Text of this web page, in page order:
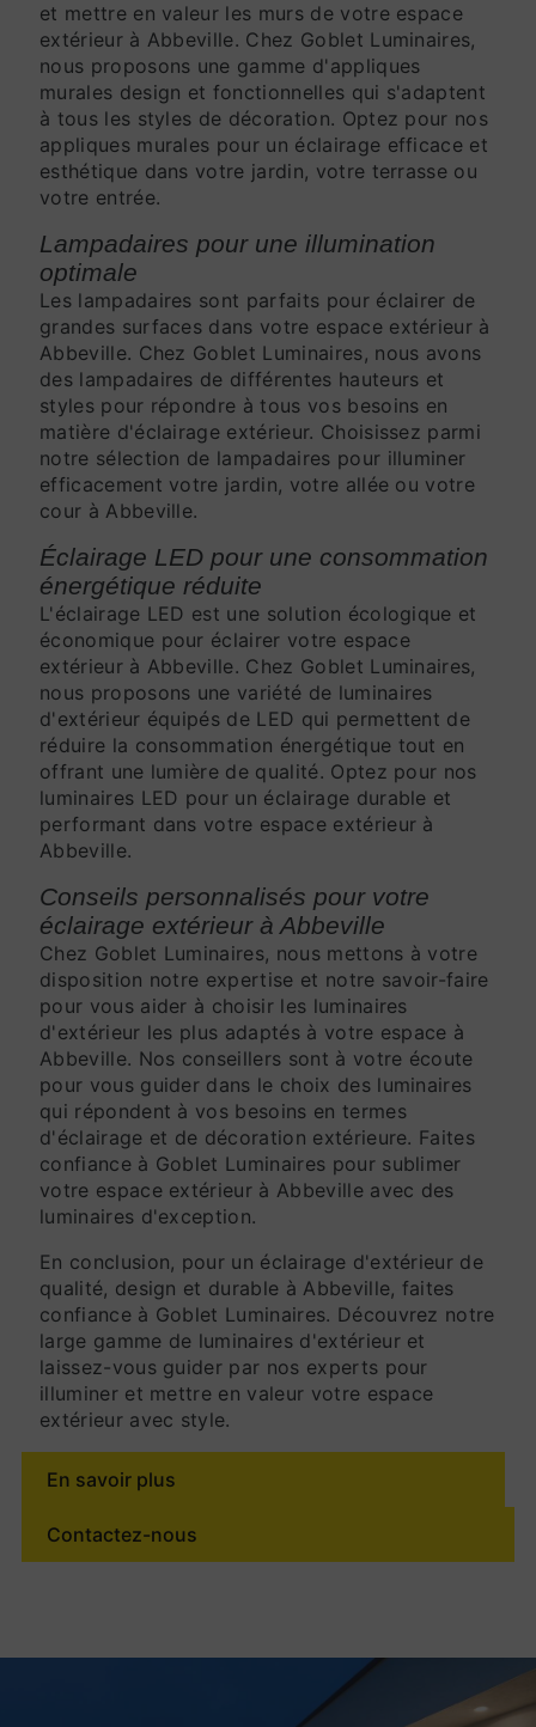
et mettre en valeur les murs de votre espace
extérieur à Abbeville. Chez Goblet Luminaires,
nous proposons une gamme d'appliques
murales design et fonctionnelles qui s'adaptent
à tous les styles de décoration. Optez pour nos
appliques murales pour un éclairage efficace et
esthétique dans votre jardin, votre terrasse ou
votre entrée.
Lampadaires pour une illumination
optimale
Les lampadaires sont parfaits pour éclairer de
grandes surfaces dans votre espace extérieur à
Abbeville. Chez Goblet Luminaires, nous avons
des lampadaires de différentes hauteurs et
styles pour répondre à tous vos besoins en
matière d'éclairage extérieur. Choisissez parmi
notre sélection de lampadaires pour illuminer
efficacement votre jardin, votre allée ou votre
cour à Abbeville.
Éclairage LED pour une consommation
énergétique réduite
L'éclairage LED est une solution écologique et
économique pour éclairer votre espace
extérieur à Abbeville. Chez Goblet Luminaires,
nous proposons une variété de luminaires
d'extérieur équipés de LED qui permettent de
réduire la consommation énergétique tout en
offrant une lumière de qualité. Optez pour nos
luminaires LED pour un éclairage durable et
performant dans votre espace extérieur à
Abbeville.
Conseils personnalisés pour votre
éclairage extérieur à Abbeville
Chez Goblet Luminaires, nous mettons à votre
disposition notre expertise et notre savoir-faire
pour vous aider à choisir les luminaires
d'extérieur les plus adaptés à votre espace à
Abbeville. Nos conseillers sont à votre écoute
pour vous guider dans le choix des luminaires
qui répondent à vos besoins en termes
d'éclairage et de décoration extérieure. Faites
confiance à Goblet Luminaires pour sublimer
votre espace extérieur à Abbeville avec des
luminaires d'exception.
En conclusion, pour un éclairage d'extérieur de
qualité, design et durable à Abbeville, faites
confiance à Goblet Luminaires. Découvrez notre
large gamme de luminaires d'extérieur et
laissez-vous guider par nos experts pour
illuminer et mettre en valeur votre espace
extérieur avec style.
En savoir plus
Contactez-nous